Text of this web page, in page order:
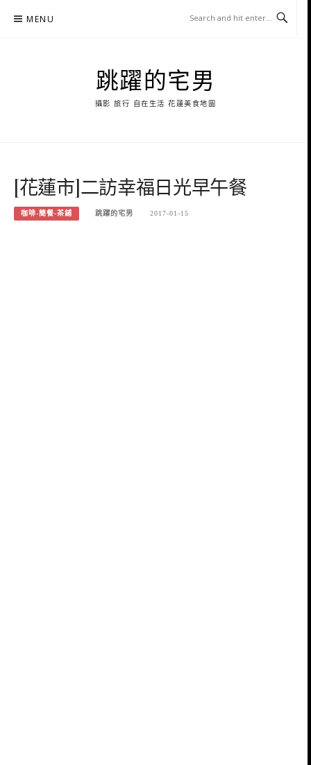
MENU
跳躍的宅男
攝影 旅行 自在生活 花蓮美食地圖
[花蓮市]二訪幸福日光早午餐
咖啡-簡餐-茶鋪 跳躍的宅男 2017-01-15